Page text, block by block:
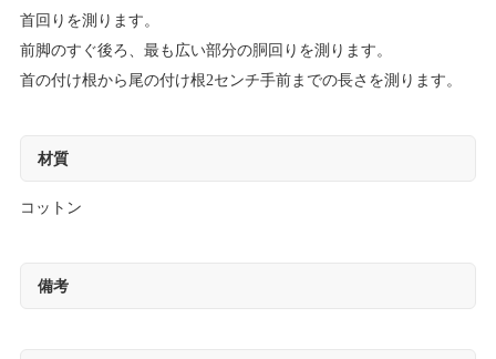
首回りを測ります。
前脚のすぐ後ろ、最も広い部分の胴回りを測ります。
首の付け根から尾の付け根2センチ手前までの長さを測ります。
材質
コットン
備考